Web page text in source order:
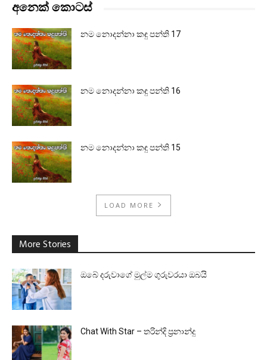
අනෙක් කොටස්
නම නොදන්නා කඳු පන්ති 17
නම නොදන්නා කඳු පන්ති 16
නම නොදන්නා කඳු පන්ති 15
LOAD MORE
More Stories
ඔබේ දරුවාගේ මුල්ම ගුරුවරයා ඔබයි
Chat With Star – තරින්දි ප්‍රනාන්දු